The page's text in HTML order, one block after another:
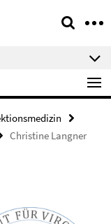
Christine Langner